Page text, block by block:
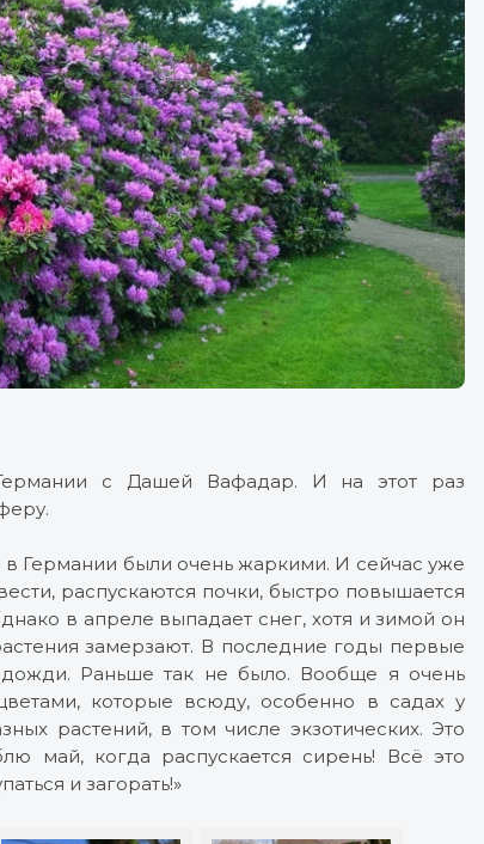
с Дашей Вафадар. И на этот раз
в Германии были очень жаркими. И сейчас уже
распускаются почки, быстро повышается
в апреле выпадает снег, хотя и зимой он
замерзают. В последние годы первые
Раньше так не было. Вообще я очень
которые всюду, особенно в садах у
растений, в том числе экзотических. Это
май, когда распускается сирень! Всё это
и загорать!»